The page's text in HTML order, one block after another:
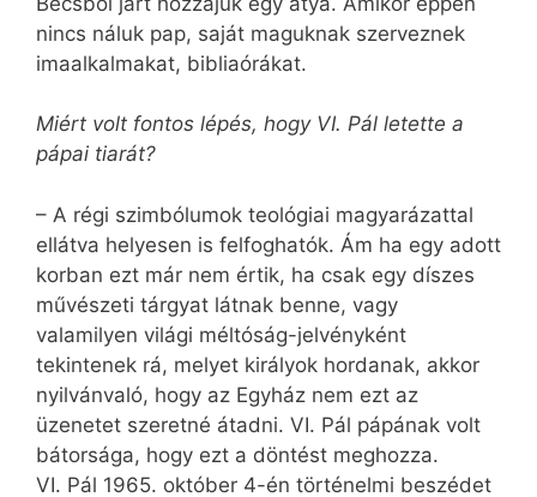
nincs náluk pap, saját maguknak szerveznek
imaalkalmakat, bibliaórákat.
Miért volt fontos lépés, hogy VI. Pál letette a
pápai tiarát?
– A régi szimbólumok teológiai magyarázattal
ellátva helyesen is felfoghatók. Ám ha egy adott
korban ezt már nem értik, ha csak egy díszes
művészeti tárgyat látnak benne, vagy
valamilyen világi méltóság-jelvényként
tekintenek rá, melyet királyok hordanak, akkor
nyilvánvaló, hogy az Egyház nem ezt az
üzenetet szeretné átadni. VI. Pál pápának volt
bátorsága, hogy ezt a döntést meghozza.
VI. Pál 1965. október 4-én történelmi beszédet